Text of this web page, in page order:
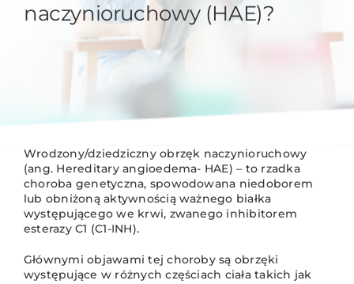
naczynioruchowy (HAE)?
Wrodzony/dziedziczny obrzęk naczynioruchowy
(ang. Hereditary angioedema- HAE) – to rzadka
choroba genetyczna, spowodowana niedoborem
lub obniżoną aktywnością ważnego białka
występującego we krwi, zwanego inhibitorem
esterazy C1 (C1-INH).
Głównymi objawami tej choroby są obrzęki
występujące w różnych częściach ciała takich jak